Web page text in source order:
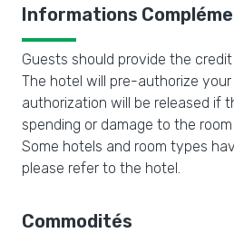
Informations
Guests should provide the
The hotel will pre-authorize
authorization will be released if
spending or damage to the
Some hotels and room types
please refer to the hotel.
Commodités